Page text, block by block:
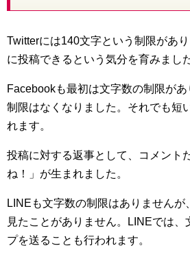
Twitterには140文字という制限があ
に投稿できるという気分を育みました
Facebookも最初は文字数の制限があ
制限はなくなりました。それでも短
れます。
投稿に対する返事として、コメント
ね！」が生まれました。
LINEも文字数の制限はありませんが
見たことがありません。LINEでは、
プを送ることも行われます。